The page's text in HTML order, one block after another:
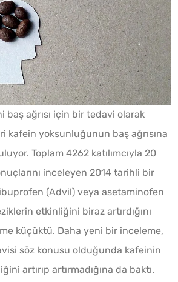
baş ağrısı için bir tedavi olarak
kafein yoksunluğunun baş ağrısına
Toplam 4262 katılımcıyla 20
inceleyen 2014 tarihli bir
(Advil) veya asetaminofen
etkinliğini biraz artırdığını
küçüktü. Daha yeni bir inceleme,
söz konusu olduğunda kafeinin
artırıp artırmadığına da baktı.